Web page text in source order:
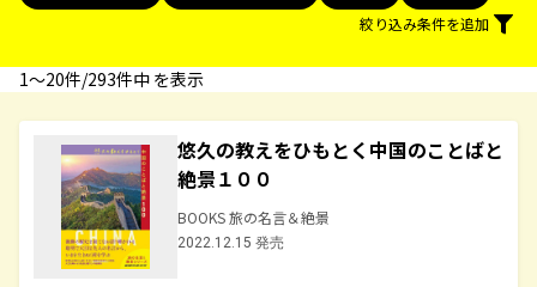
絞り込み条件を追加
1〜20件/293件中 を表示
悠久の教えをひもとく中国のことばと
絶景１００
BOOKS 旅の名言＆絶景
2022.12.15 発売